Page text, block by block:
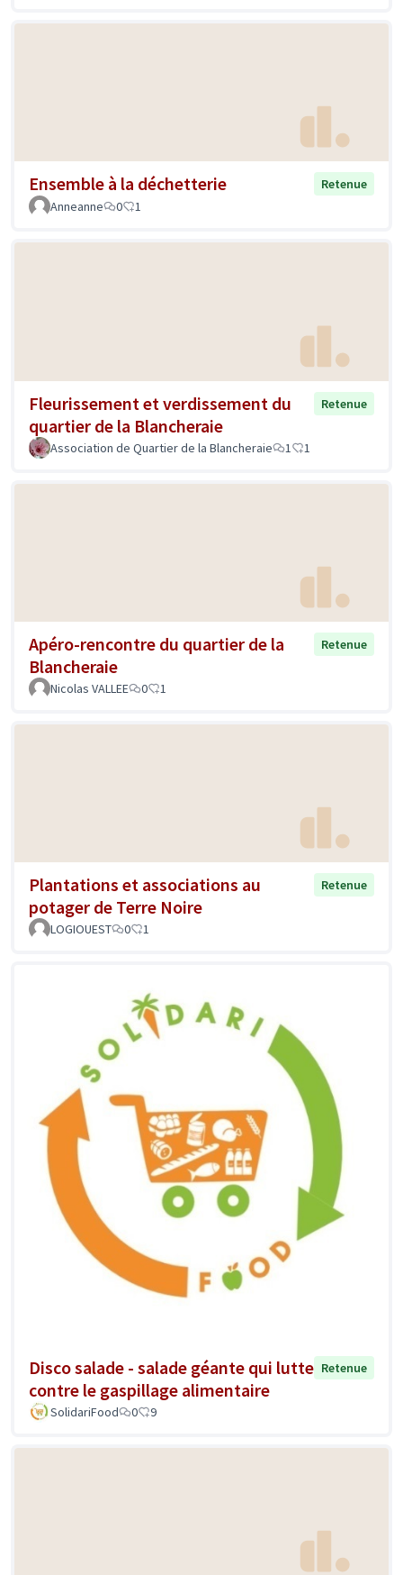
Ensemble à la déchetterie
Retenue
Anneanne
0 1
Fleurissement et verdissement du
quartier de la Blancheraie
Retenue
Association de Quartier de la Blancheraie 1 1
Apéro-rencontre du quartier de la
Blancheraie
Retenue
Nicolas VALLEE 0 1
Plantations et associations au
potager de Terre Noire
Retenue
LOGIOUEST 0 1
Disco salade - salade géante qui lutte
contre le gaspillage alimentaire
Retenue
SolidariFood 0 9